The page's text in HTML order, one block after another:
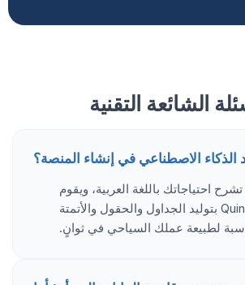
الشائعة التقنية
الاصطناعي في إنشاء المنصة؟
احتياجاتك باللغة العربية، ويقوم
QuintaDB AI بتوليد الجداول والحقول والأتمتة
لطبيعة عملك السياحي في ثوانٍ.